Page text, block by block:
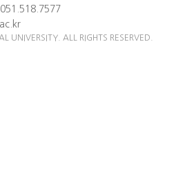
UNIVERSITY. ALL RIGHTS RESERVED.